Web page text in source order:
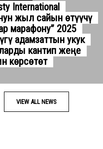
International
жыл сайын өтүүчү
марафону” 2025
адамзаттын укук
кантип жеңе
көрсөтөт
VIEW ALL NEWS